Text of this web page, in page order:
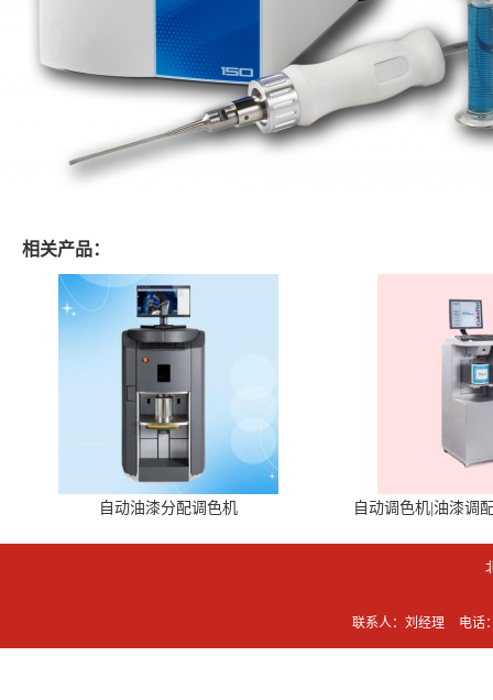
相关产品：
自动油漆分配调色机 自动调色机|油漆调
联系人：刘经理 电话